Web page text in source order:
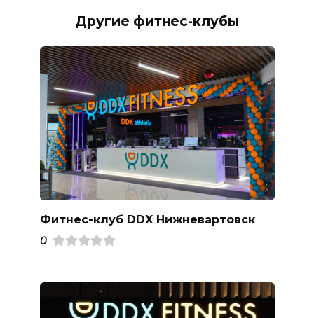
Другие фитнес-клубы
Фитнес-клуб DDX Нижневартовск
0